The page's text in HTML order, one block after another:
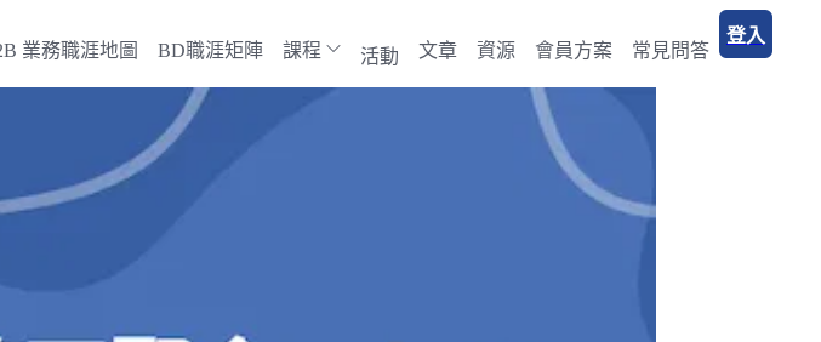
業務職涯地圖 BD職涯矩陣 課程 活動 文章 資源 會員方案 常見問答
登入